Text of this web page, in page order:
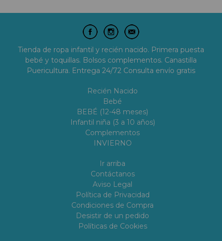
Tienda de ropa infantil y recién nacido. Primera puesta
bebé y toquillas. Bolsos complementos. Canastilla
Puericultura. Entrega 24/72 Consulta envío gratis
Recién Nacido
Bebé
BEBÉ (12-48 meses)
Infantil niña (3 a 10 años)
Complementos
INVIERNO
Ir arriba
Contáctanos
Aviso Legal
Política de Privacidad
Condiciones de Compra
Desistir de un pedido
Políticas de Cookies